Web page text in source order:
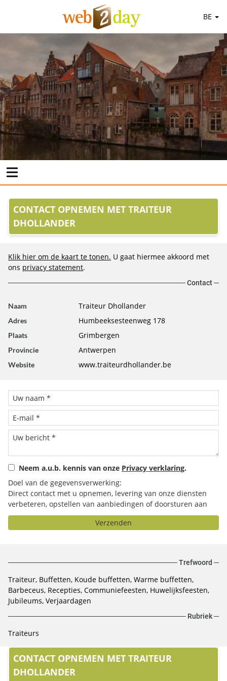
BE
CONTACT OPNEMEN MET TRAITEUR
DHOLLANDER
Klik hier om de kaart te tonen. U gaat hiermee akkoord met
ons privacy statement.
Contact
Naam Traiteur Dhollander
Adres Humbeeksesteenweg 178
Plaats Grimbergen
Provincie Antwerpen
Website www.traiteurdhollander.be
Neem a.u.b. kennis van onze Privacy verklaring.
Doel van de gegevensverwerking:
Direct contact met u opnemen, levering van onze diensten
verbeteren, opstellen van aanbiedingen of doorsturen aan
het door u geselecteerde bedrijf.
Verzenden
Trefwoord
Traiteur, Buffetten, Koude buffetten, Warme buffetten,
Barbeceus, Recepties, Communiefeesten, Huwelijksfeesten,
Jubileums, Verjaardagen
Rubriek
Traiteurs
CONTACT OPNEMEN MET TRAITEUR
DHOLLANDER